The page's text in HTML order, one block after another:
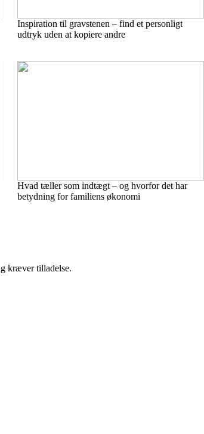
Inspiration til gravstenen – find et personligt
udtryk uden at kopiere andre
Hvad tæller som indtægt – og hvorfor det har
betydning for familiens økonomi
kræver tilladelse.